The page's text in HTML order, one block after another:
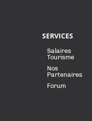
SERVICES
Salaires
Tourisme
Nos
Partenaires
Forum